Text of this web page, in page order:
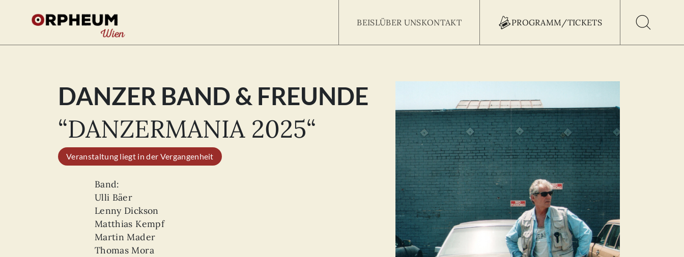
Search
Search Button
BEISLÜBER UNSKONTAKT PROGRAMM/TICKETS
DANZER BAND & FREUNDE
“DANZERMANIA 2025“
Veranstaltung liegt in der Vergangenheit
Band:
Ulli Bäer
Lenny Dickson
Matthias Kempf
Martin Mader
Thomas Mora